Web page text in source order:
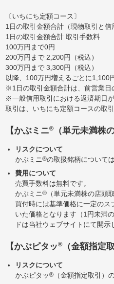
〔いちにち定額コース〕
1日の取引金額合計（現物取引と
1日の取引金額合計 取引手数料
100万円まで0円
200万円まで 2,200円（税込）
300万円まで 3,300円（税込）
以降、100万円増えるごとに1,100
※1日の取引金額合計は、前営業日
※一般信用取引における返済期日
取引は、いちにち定額コースの取
【かぶミニ® （単元未満株
リスクについて
かぶミニ®の取扱銘柄について
費用について
売買手数料は無料です。
かぶミニ®
（単元未満株の店頭
買付時には基準価格に一定の
いた価格となります（1円未満
ドは当社ウェブサイトにて開
【かぶピタッ® （金額指定
リスクについて
かぶピタッ®
（金額指定取引）